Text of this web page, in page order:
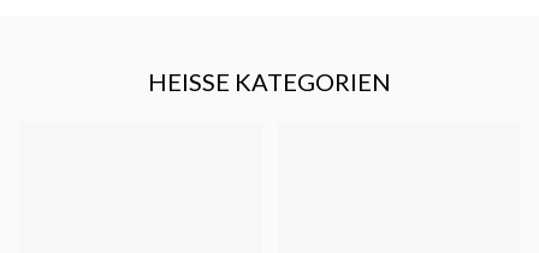
HEISSE KATEGORIEN